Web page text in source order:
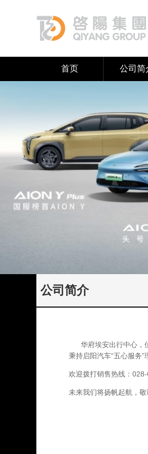
首页 公司简
公司简介
华府埃安出行中心，位
秉持启阳汽车“五心服务”
欢迎拨打销售热线：
未来我们将扬帆起航，敬